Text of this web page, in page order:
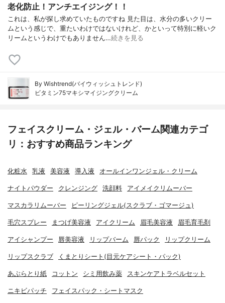
老化防止！アンチエイジング！！
これは、私が探し求めていたものですね 見た目は、水分の多いクリー
ムという感じで、重たいわけではないけれど、かといって特別に軽いク
リームというわけでもありません…続きを見る
By Wishtrend(バイウィッシュトレンド)
ビタミン75マキシマイジングクリーム
フェイスクリーム・ジェル・バーム関連カテゴ
リ：おすすめ商品ランキング
化粧水 乳液 美容液 導入液 オールインワンジェル・クリーム
ナイトパウダー クレンジング 洗顔料 アイメイクリムーバー
マスカラリムーバー ピーリングジェル(スクラブ・ゴマージュ)
毛穴スプレー まつげ美容液 アイクリーム 眉毛美容液 眉毛育毛剤
アイシャンプー 唇美容液 リップバーム 唇パック リップクリーム
リップスクラブ くまとりシート(目元ケアシート・パック)
あぶらとり紙 コットン シミ用飲み薬 スキンケアトラベルセット
ニキビパッチ フェイスパック・シートマスク